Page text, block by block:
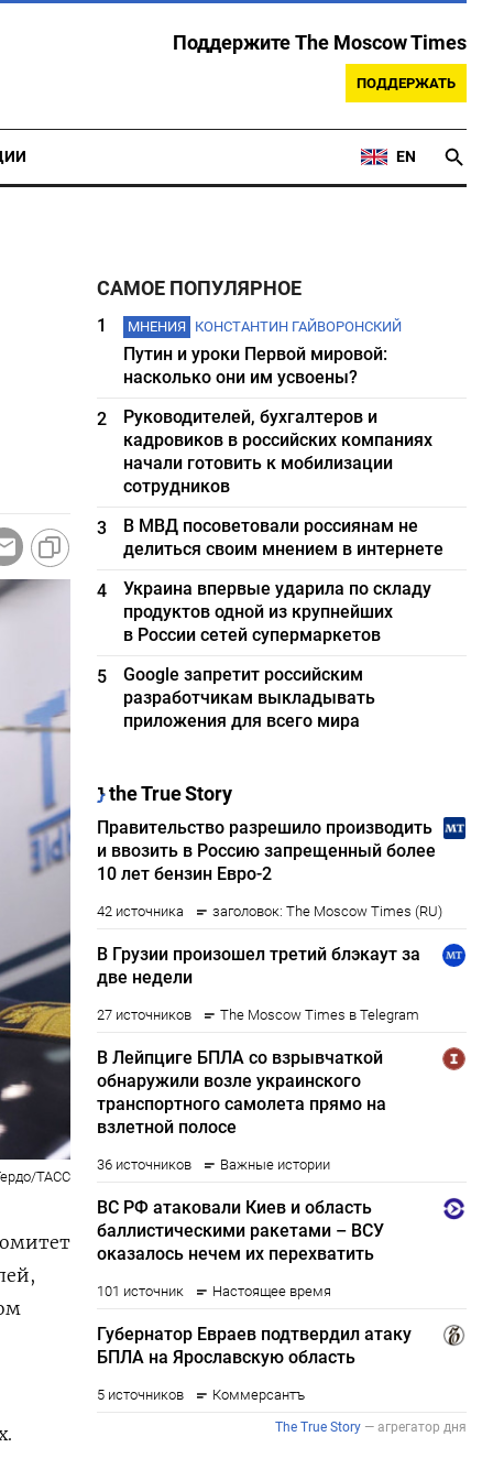
Поддержите The Moscow Times
ПОДДЕРЖАТЬ
EN
ТАСС
САМОЕ ПОПУЛЯРНОЕ
1 МНЕНИЯ КОНСТАНТИН ГАЙВОРОНСКИЙ
Путин и уроки Первой мировой:
насколько они им усвоены?
2
Руководителей, бухгалтеров и
кадровиков в российских компаниях
начали готовить к мобилизации
сотрудников
3
В МВД посоветовали россиянам не
делиться своим мнением в интернете
4
Украина впервые ударила по складу
продуктов одной из крупнейших
в России сетей супермаркетов
5
Google запретит российским
разработчикам выкладывать
приложения для всего мира